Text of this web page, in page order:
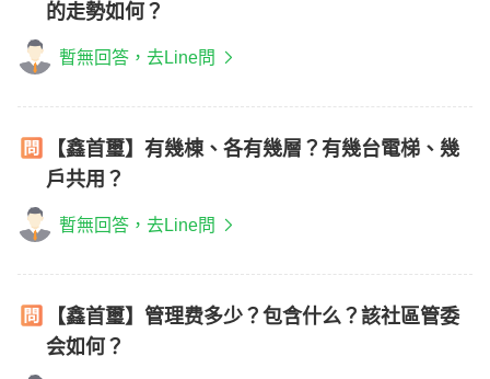
的走勢如何？
暫無回答，去Line問
【鑫首璽】有幾棟、各有幾層？有幾台電梯、幾
戶共用？
暫無回答，去Line問
【鑫首璽】管理费多少？包含什么？該社區管委
会如何？